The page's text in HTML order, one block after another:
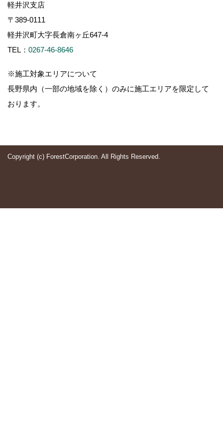
軽井沢支店
〒389-0111
軽井沢町大字長倉南ヶ丘647-4
TEL： 0267-46-8646
※施工対象エリアについて
長野県内（一部の地域を除く）のみに施工エリアを限定して
おります。
Copyright (c) ForestCorporation. All Rights Reserved.